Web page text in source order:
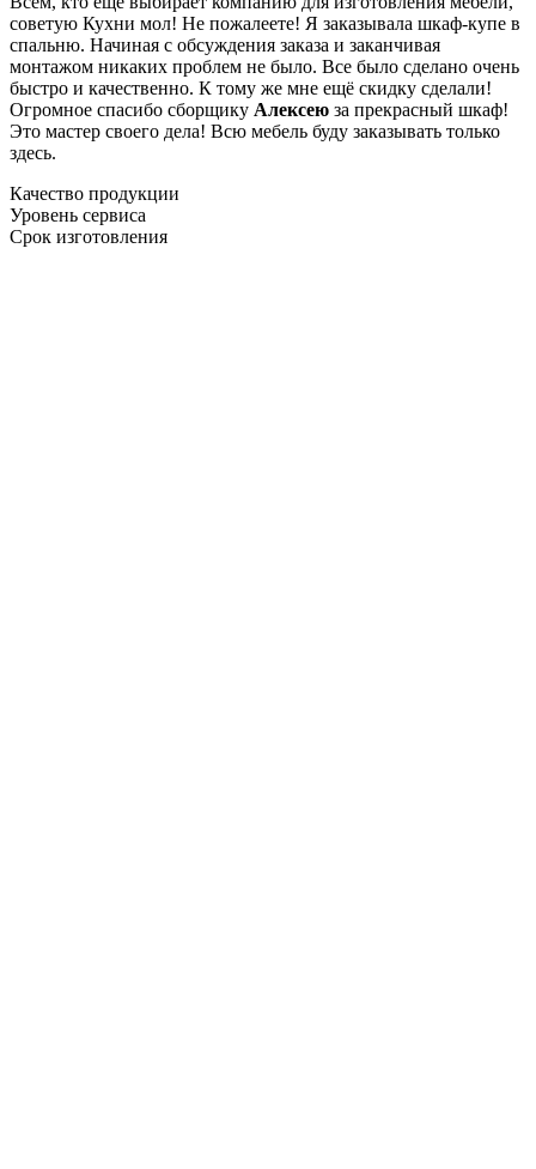
советую Кухни мол! Не пожалеете! Я заказывала шкаф-купе в
спальню. Начиная с обсуждения заказа и заканчивая
монтажом никаких проблем не было. Все было сделано очень
быстро и качественно. К тому же мне ещё скидку сделали!
Огромное спасибо сборщику Алексею за прекрасный шкаф!
Это мастер своего дела! Всю мебель буду заказывать только
здесь.
Качество продукции
Уровень сервиса
Срок изготовления